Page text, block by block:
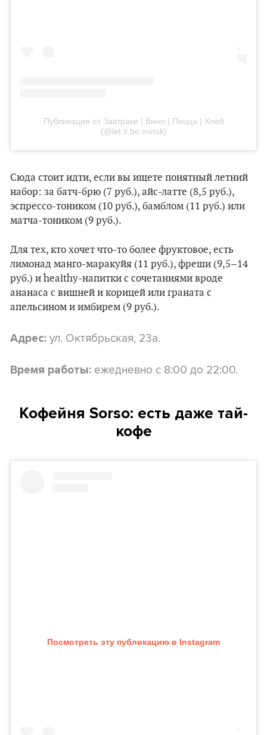
Публикация от Завтраки | Вино | Пицца | Хлеб
(@let.it.be.minsk)
Сюда стоит идти, если вы ищете понятный летний
набор: за батч-брю (7 руб.), айс-латте (8,5 руб.),
эспрессо-тоником (10 руб.), бамблом (11 руб.) или
матча-тоником (9 руб.).
Для тех, кто хочет что-то более фруктовое, есть
лимонад манго-маракуйя (11 руб.), фреши (9,5–14
руб.) и healthy-напитки с сочетаниями вроде
ананаса с вишней и корицей или граната с
апельсином и имбирем (9 руб.).
Адрес: ул. Октябрьская, 23а.
Время работы: ежедневно с 8:00 до 22:00.
Кофейня Sorso: есть даже тай-
кофе
Посмотреть эту публикацию в Instagram